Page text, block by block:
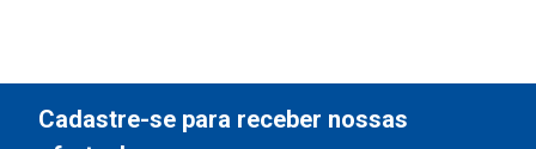
Cadastre-se para receber nossas